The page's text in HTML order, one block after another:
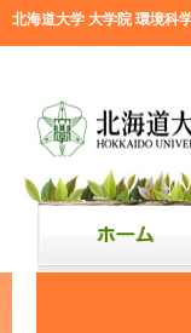
北海道大学 大学院 環境科